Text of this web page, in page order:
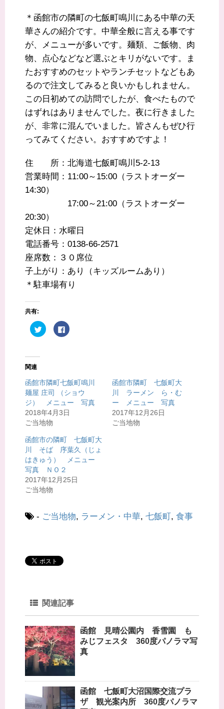
＊函館市の隣町の七飯町鳴川にある中華の天
華さんの紹介です。中華全般に言える事です
が、メニューが多いです。麺類、ご飯物、肉
物、点心などなど選ぶとキリがないです。ま
たおすすめのセットやランチセットなどもあ
るので注文してみると良いかもしれません。
この日初めての訪問でしたが、食べたもので
はずれはありませんでした。夜に行きました
が、非常に混んでいました。皆さんもぜひ行
ってみてください。おすすめですよ！
住 所：北海道七飯町鳴川5-2-13
営業時間：11:00～15:00（ラストオーダー
14:30）
17:00～21:00（ラストオーダー
20:30）
定休日：水曜日
電話番号：0138-66-2571
座席数：３０席位
子上がり：あり（キッズルームあり）
＊駐車場有り
共有:
ク
リ
t
t
e
で
共
有
(
い
ウ
ィ
ン
ド
ウ
で
開
き
ま
F
a
共
有
す
に
は
ク
ク
て
く
だ
(
新
ン
ド
関連
函館市隣町七飯町鳴川
麺屋 庄司 （ショウ
ジ） メニュー 写真
2018年4月3日
ご当地物
函館市隣町 七飯町大
川 ラーメン ら・む
ー メニュー 写真
2017年12月26日
ご当地物
函館市の隣町 七飯町大
川 そば 序葉久（じょ
はきゅう） メニュー
写真 ＮＯ２
2017年12月25日
ご当地物
- ご当地物, ラーメン・中華, 七飯町, 食事
関連記事
函館 見晴公園内 香雪園 も
みじフェスタ 360度パノラマ写
真
函館 七飯町大沼国際交流プラ
ザ 観光案内所 360度パノラマ